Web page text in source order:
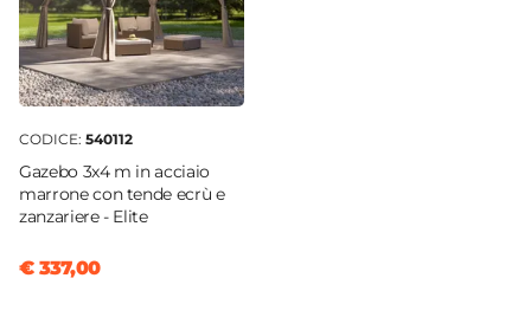
CODICE: 540112
Gazebo 3x4 m in acciaio
marrone con tende ecrù e
zanzariere - Elite
€ 337,00